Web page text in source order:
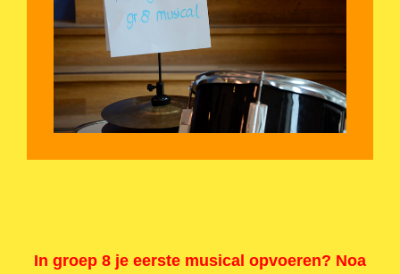
In groep 8 je eerste musical opvoeren? Noa